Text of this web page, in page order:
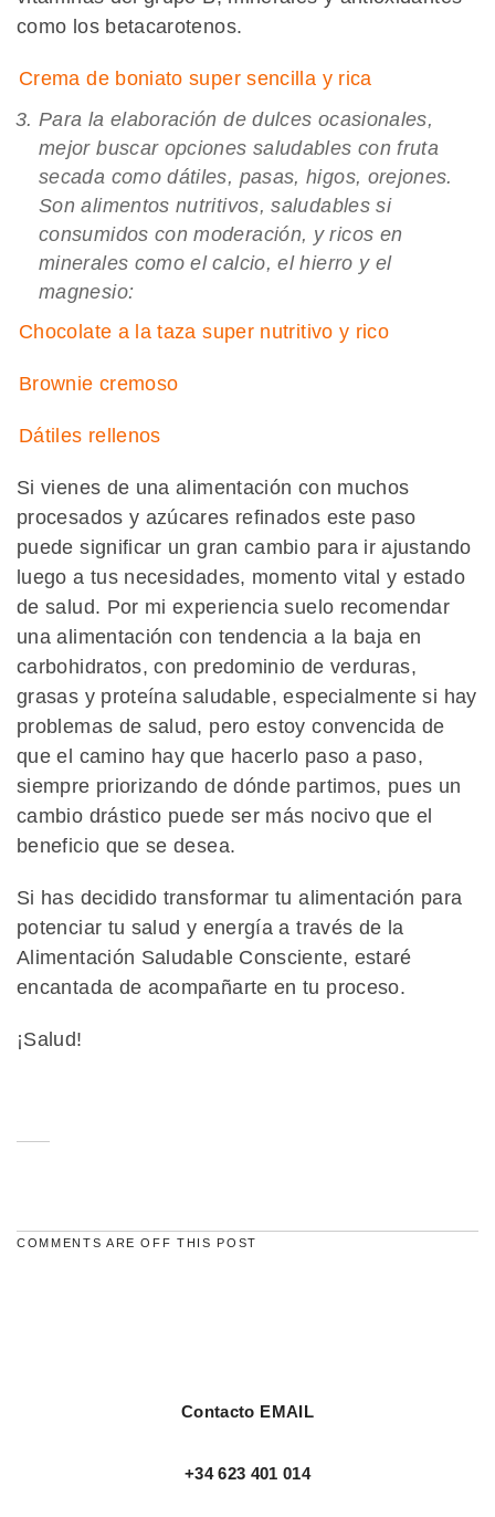
como los betacarotenos.
Crema de boniato super sencilla y rica
Para la elaboración de dulces ocasionales,
mejor buscar opciones saludables con fruta
secada como dátiles, pasas, higos, orejones.
Son alimentos nutritivos, saludables si
consumidos con moderación, y ricos en
minerales como el calcio, el hierro y el
magnesio:
Chocolate a la taza super nutritivo y rico
Brownie cremoso
Dátiles rellenos
Si vienes de una alimentación con muchos
procesados y azúcares refinados este paso
puede significar un gran cambio para ir ajustando
luego a tus necesidades, momento vital y estado
de salud. Por mi experiencia suelo recomendar
una alimentación con tendencia a la baja en
carbohidratos, con predominio de verduras,
grasas y proteína saludable, especialmente si hay
problemas de salud, pero estoy convencida de
que el camino hay que hacerlo paso a paso,
siempre priorizando de dónde partimos, pues un
cambio drástico puede ser más nocivo que el
beneficio que se desea.
Si has decidido transformar tu alimentación para
potenciar tu salud y energía a través de la
Alimentación Saludable Consciente, estaré
encantada de acompañarte en tu proceso.
¡Salud!
COMMENTS ARE OFF THIS POST
Contacto EMAIL
+34 623 401 014